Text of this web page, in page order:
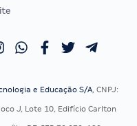
OAB
e Educação S/A, CNPJ:
J, Lote 10, Edifício Carlton